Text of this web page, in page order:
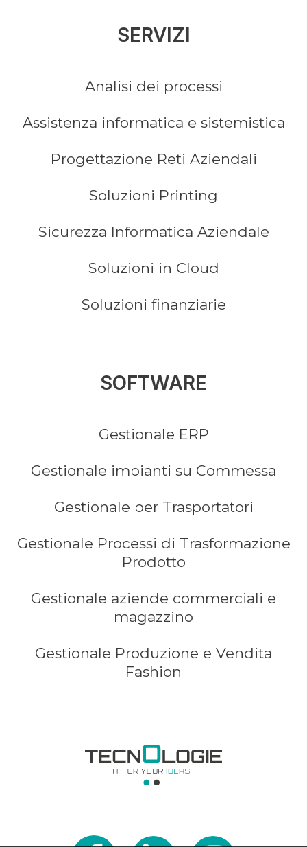
SERVIZI
Analisi dei processi
Assistenza informatica e sistemistica
Progettazione Reti Aziendali
Soluzioni Printing
Sicurezza Informatica Aziendale
Soluzioni in Cloud
Soluzioni finanziarie
SOFTWARE
Gestionale ERP
Gestionale impianti su Commessa
Gestionale per Trasportatori
Gestionale Processi di Trasformazione
Prodotto
Gestionale aziende commerciali e
magazzino
Gestionale Produzione e Vendita
Fashion